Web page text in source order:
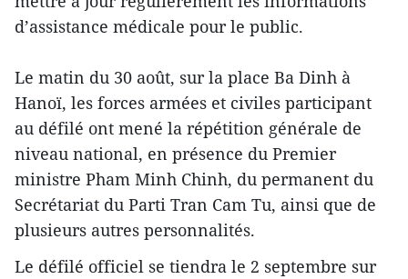
d’assistance médicale pour le public.
Le matin du 30 août, sur la place Ba Dinh à
Hanoï, les forces armées et civiles participant
au défilé ont mené la répétition générale de
niveau national, en présence du Premier
ministre Pham Minh Chinh, du permanent du
Secrétariat du Parti Tran Cam Tu, ainsi que de
plusieurs autres personnalités.
Le défilé officiel se tiendra le 2 septembre sur